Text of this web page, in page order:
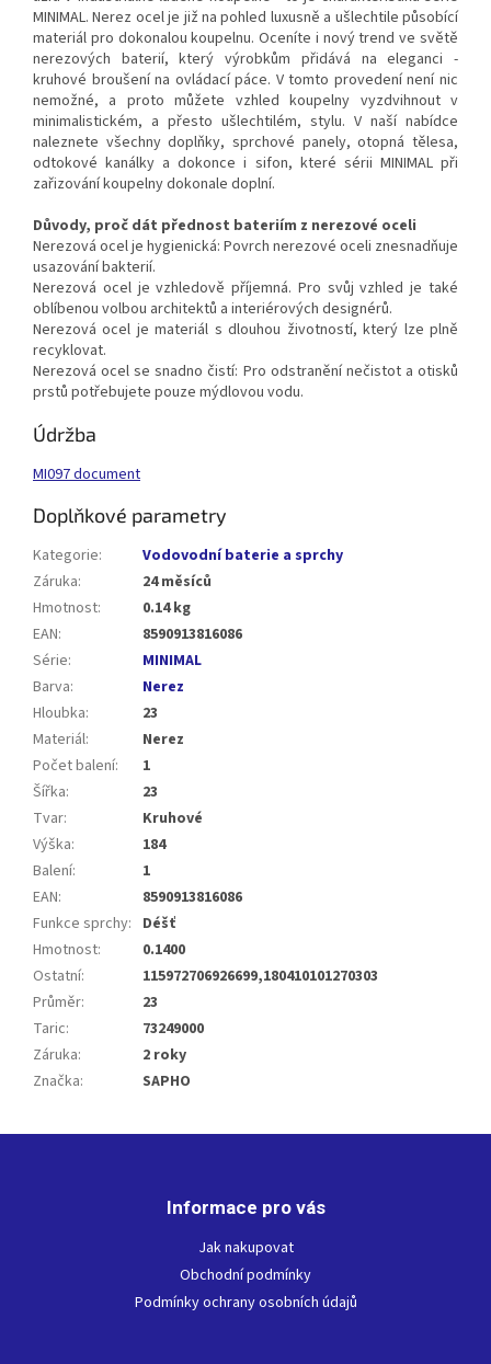
MINIMAL. Nerez ocel je již na pohled luxusně a ušlechtile působící
materiál pro dokonalou koupelnu. Oceníte i nový trend ve světě
nerezových baterií, který výrobkům přidává na eleganci -
kruhové broušení na ovládací páce. V tomto provedení není nic
nemožné, a proto můžete vzhled koupelny vyzdvihnout v
minimalistickém, a přesto ušlechtilém, stylu. V naší nabídce
naleznete všechny doplňky, sprchové panely, otopná tělesa,
odtokové kanálky a dokonce i sifon, které sérii MINIMAL při
zařizování koupelny dokonale doplní.
Důvody, proč dát přednost bateriím z nerezové oceli
Nerezová ocel je hygienická: Povrch nerezové oceli znesnadňuje
usazování bakterií.
Nerezová ocel je vzhledově příjemná. Pro svůj vzhled je také
oblíbenou volbou architektů a interiérových designérů.
Nerezová ocel je materiál s dlouhou životností, který lze plně
recyklovat.
Nerezová ocel se snadno čistí: Pro odstranění nečistot a otisků
prstů potřebujete pouze mýdlovou vodu.
Údržba
MI097 document
Doplňkové parametry
Kategorie:
Vodovodní baterie a sprchy
Záruka:
24 měsíců
Hmotnost:
0.14 kg
EAN:
8590913816086
Série:
MINIMAL
Barva:
Nerez
Hloubka:
23
Materiál:
Nerez
Počet balení:
1
Šířka:
23
Tvar:
Kruhové
Výška:
184
Balení:
1
EAN:
8590913816086
Funkce sprchy: Déšť
Hmotnost:
0.1400
Ostatní:
115972706926699,180410101270303
Průměr:
23
Taric:
73249000
Záruka:
2 roky
Značka: SAPHO
Informace pro vás
Jak nakupovat
Obchodní podmínky
Podmínky ochrany osobních údajů